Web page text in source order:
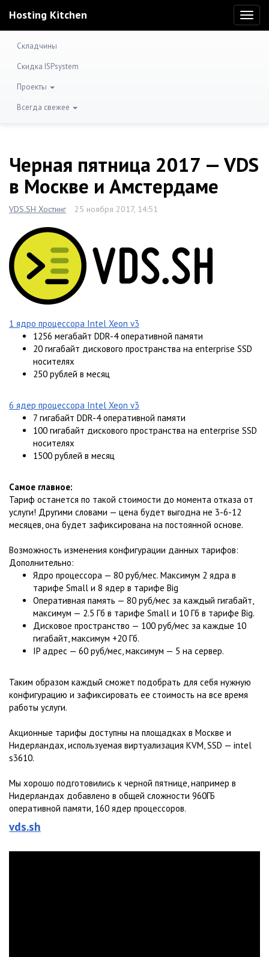
Hosting Kitchen
Складчины
Скидка ISPsystem
Проекты
Всегда свежее
Черная пятница 2017 — VDS
в Москве и Амстердаме
VDS.SH Хостинг 25 ноября 2017, 14:51
1 ядро процессора Intel Xeon v3
1256 мегабайт DDR-4 оперативной памяти
20 гигабайт дискового пространства на enterprise SSD
носителях
250 рублей в месяц
6 ядер процессора Intel Xeon v3
7 гигабайт DDR-4 оперативной памяти
100 гигабайт дискового пространства на enterprise SSD
носителях
1500 рублей в месяц
Самое главное:
Тариф останется по такой стоимости до момента отказа от
услуги! Другими словами — цена будет выгодна не 3-6-12
месяцев, она будет зафиксирована на постоянной основе.
Возможность изменения конфигурации данных тарифов:
Дополнительно:
Ядро процессора — 80 руб/мес. Максимум 2 ядра в
тарифе Small и 8 ядер в тарифе Big
Оперативная память — 80 руб/мес за каждый гигабайт,
максимум — 2.5 Гб в тарифе Small и 10 Гб в тарифе Big.
Дисковое пространство — 100 руб/мес за каждые 10
гигабайт, максимум +20 Гб.
IP адрес — 60 руб/мес, максимум — 5 на сервер.
Таким образом каждый сможет подобрать для себя нужную
конфигурацию и зафиксировать ее стоимость на все время
работы услуги.
Акционные тарифы доступны на площадках в Москве и
Нидерландах, используемая виртуализация KVM, SSD — intel
s3610.
Мы хорошо подготовились к черной пятнице, например в
Нидерландах добавлено в общей cложности 960ГБ
оперативной памяти, 160 ядер процессоров.
vds.sh